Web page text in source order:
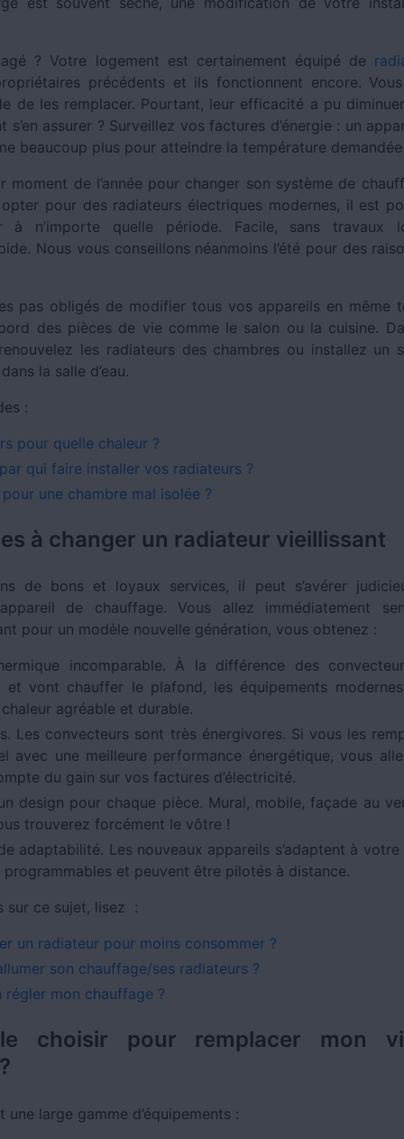
? Votre logement est certainement équipé de
précédents et ils fonctionnent encore.
de les remplacer. Pourtant, leur efficacité a pu
s’en assurer ? Surveillez vos factures d’énergie : un
beaucoup plus pour atteindre la température
moment de l’année pour changer son système de
pour des radiateurs électriques modernes, il est
à n’importe quelle période. Facile, sans travaux
Nous vous conseillons néanmoins l’été pour des
pas obligés de modifier tous vos appareils en même
des pièces de vie comme le salon ou la cuisine.
les radiateurs des chambres ou installez un
la salle d’eau.
:
pour quelle chaleur ?
qui faire installer vos radiateurs ?
une chambre mal isolée ?
à changer un radiateur vieillissant
de bons et loyaux services, il peut s’avérer
de chauffage. Vous allez immédiatement
pour un modèle nouvelle génération, vous obtenez :
incomparable. À la différence des
et vont chauffer le plafond, les équipements
agréable et durable.
Les convecteurs sont très énergivores. Si vous les
avec une meilleure performance énergétique, vous
du gain sur vos factures d’électricité.
design pour chaque pièce. Mural, mobile, façade au
trouverez forcément le vôtre !
adaptabilité. Les nouveaux appareils s’adaptent à votre
programmables et peuvent être pilotés à distance.
sur ce sujet, lisez :
un radiateur pour moins consommer ?
son chauffage/ses radiateurs ?
régler mon chauffage ?
choisir pour remplacer mon
une large gamme d’équipements :